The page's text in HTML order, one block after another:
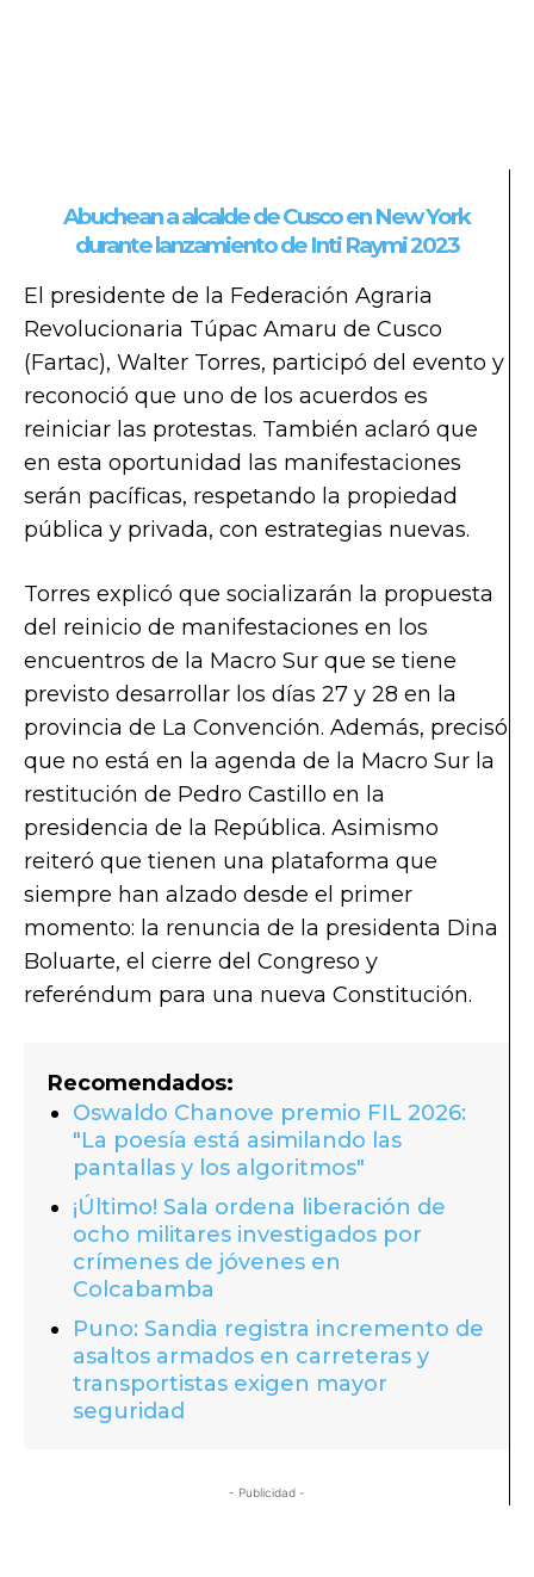
Abuchean a alcalde de Cusco en New York
durante lanzamiento de Inti Raymi 2023
El presidente de la Federación Agraria
Revolucionaria Túpac Amaru de Cusco
(Fartac), Walter Torres, participó del evento y
reconoció que uno de los acuerdos es
reiniciar las protestas. También aclaró que
en esta oportunidad las manifestaciones
serán pacíficas, respetando la propiedad
pública y privada, con estrategias nuevas.
Torres explicó que socializarán la propuesta
del reinicio de manifestaciones en los
encuentros de la Macro Sur que se tiene
previsto desarrollar los días 27 y 28 en la
provincia de La Convención. Además, precisó
que no está en la agenda de la Macro Sur la
restitución de Pedro Castillo en la
presidencia de la República. Asimismo
reiteró que tienen una plataforma que
siempre han alzado desde el primer
momento: la renuncia de la presidenta Dina
Boluarte, el cierre del Congreso y
referéndum para una nueva Constitución.
Recomendados:
Oswaldo Chanove premio FIL 2026:
"La poesía está asimilando las
pantallas y los algoritmos"
¡Último! Sala ordena liberación de
ocho militares investigados por
crímenes de jóvenes en
Colcabamba
Puno: Sandia registra incremento de
asaltos armados en carreteras y
transportistas exigen mayor
seguridad
- Publicidad -